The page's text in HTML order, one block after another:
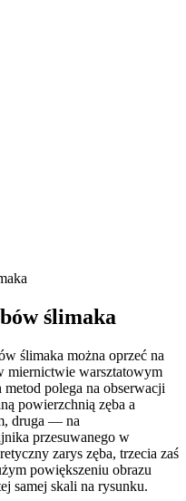
ślimaka
ślimaka można oprzeć na
miernictwie warsztatowym
metod polega na obserwacji
powierzchnią zęba a
druga — na
przesuwanego w
zarys zęba, trzecia zaś
powiększeniu obrazu
samej skali na rysunku.